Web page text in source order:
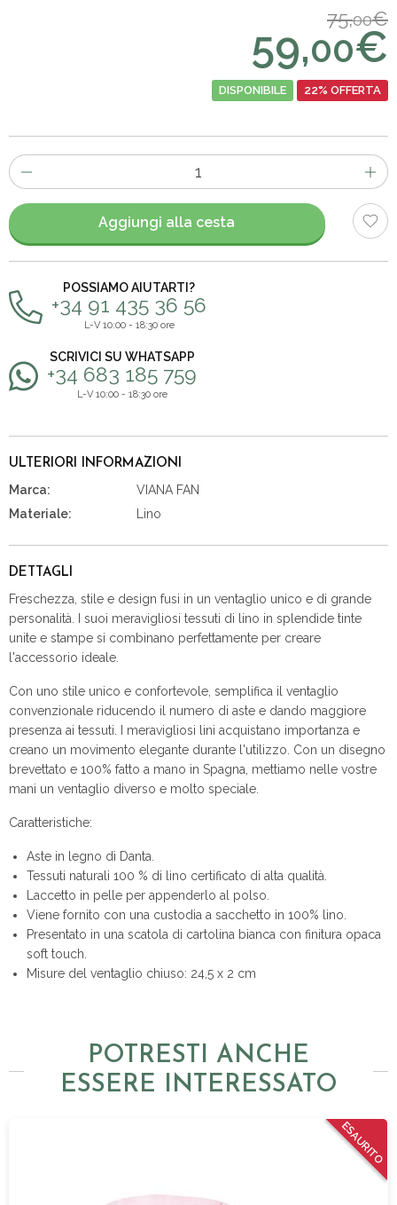
75,00€
59,00€
DISPONIBILE 22% OFFERTA
Numero
di
articoli
Aggiungi alla cesta
POSSIAMO AIUTARTI?
+34 91 435 36 56
L-V 10:00 - 18:30 ore
SCRIVICI SU WHATSAPP
+34 683 185 759
L-V 10:00 - 18:30 ore
ULTERIORI INFORMAZIONI
Marca:
VIANA FAN
Materiale:
Lino
DETTAGLI
Freschezza, stile e design fusi in un ventaglio unico e di grande
personalità. I suoi meravigliosi tessuti di lino in splendide tinte
unite e stampe si combinano perfettamente per creare
l'accessorio ideale.
Con uno stile unico e confortevole, semplifica il ventaglio
convenzionale riducendo il numero di aste e dando maggiore
presenza ai tessuti. I meravigliosi lini acquistano importanza e
creano un movimento elegante durante l'utilizzo. Con un disegno
brevettato e 100% fatto a mano in Spagna, mettiamo nelle vostre
mani un ventaglio diverso e molto speciale.
Caratteristiche:
Aste in legno di Danta.
Tessuti naturali 100 % di lino certificato di alta qualità.
Laccetto in pelle per appenderlo al polso.
Viene fornito con una custodia a sacchetto in 100% lino.
Presentato in una scatola di cartolina bianca con finitura opaca
soft touch.
Misure del ventaglio chiuso: 24,5 x 2 cm
POTRESTI ANCHE
ESSERE INTERESSATO
ESAURITO